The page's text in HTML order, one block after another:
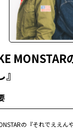
MONSTAR
の『それでええん